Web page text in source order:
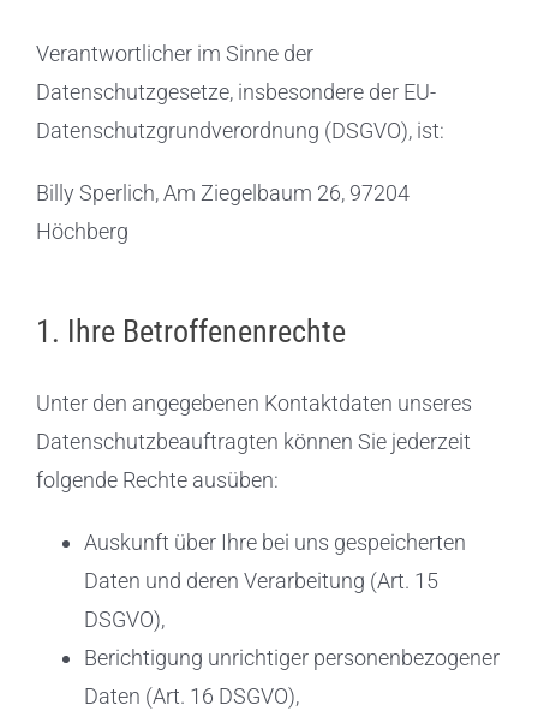
Verantwortlicher im Sinne der
Datenschutzgesetze, insbesondere der EU-
Datenschutzgrundverordnung (DSGVO), ist:
Billy Sperlich, Am Ziegelbaum 26, 97204
Höchberg
1. Ihre Betroffenenrechte
Unter den angegebenen Kontaktdaten unseres
Datenschutzbeauftragten können Sie jederzeit
folgende Rechte ausüben:
Auskunft über Ihre bei uns gespeicherten
Daten und deren Verarbeitung (Art. 15
DSGVO),
Berichtigung unrichtiger personenbezogener
Daten (Art. 16 DSGVO),